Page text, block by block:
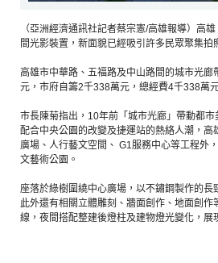
（亞洲經濟通訊社記者蔡宗憲/高雄報導）高
間光影裝置，新面貌已經吸引許多民眾聚集
高雄市中華路、五福路及中山路間的城市光
元，市府自籌2千338萬元，總經費4千338萬
市長陳菊指出，10年前「城市光廊」帶動都
配合中央公園的改變及捷運站的熱絡人潮，
廣場、人行藝文空間、 G1服務中心等工程外
文藝術公園。
座落於綠樹圍繞中心廣場，以不鏽鋼製作的
此外還有相關立體雕刻、牆面創作、地面創
線，夜間搭配整建後燈柱及建物燈光變化，